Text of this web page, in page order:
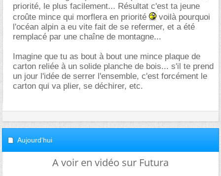
priorité, le plus facilement... Résultat c'est ta jeune
croûte mince qui morflera en priorité
voilà pourquoi
l'océan alpin a eu vite fait de se refermer, et a été
remplacé par une chaîne de montagne...
Imagine que tu as bout à bout une mince plaque de
carton reliée à un solide planche de bois... s'il te prend
un jour l'idée de serrer l'ensemble, c'est forcément le
carton qui va plier, se déchirer, etc.
Aujourd'hui
A voir en vidéo sur Futura